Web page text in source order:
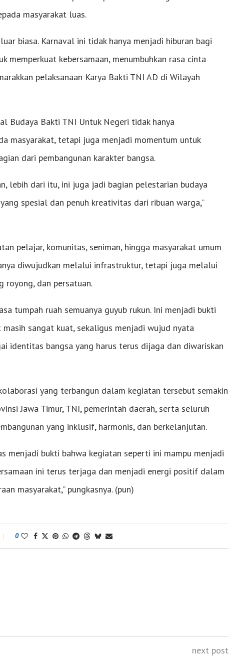
masyarakat luas.
biasa. Karnaval ini tidak hanya menjadi hiburan bagi
memperkuat kebersamaan, menumbuhkan rasa cinta
pelaksanaan Karya Bakti TNI AD di Wilayah
Budaya Bakti TNI Untuk Negeri tidak hanya
masyarakat, tetapi juga menjadi momentum untuk
dari pembangunan karakter bangsa.
lebih dari itu, ini juga jadi bagian pelestarian budaya
spesial dan penuh kreativitas dari ribuan warga,”
pelajar, komunitas, seniman, hingga masyarakat umum
diwujudkan melalui infrastruktur, tetapi juga melalui
royong, dan persatuan.
tumpah ruah semuanya guyub rukun. Ini menjadi bukti
sangat kuat, sekaligus menjadi wujud nyata
identitas bangsa yang harus terus dijaga dan diwariskan
yang terbangun dalam kegiatan tersebut semakin
Jawa Timur, TNI, pemerintah daerah, serta seluruh
yang inklusif, harmonis, dan berkelanjutan.
menjadi bukti bahwa kegiatan seperti ini mampu menjadi
ini terus terjaga dan menjadi energi positif dalam
masyarakat,” pungkasnya. (pun)
0
next post